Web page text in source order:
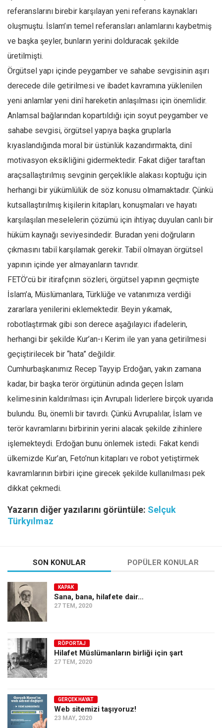
referanslarını birebir karşılayan yeni referans kaynakları
oluşmuştu. İslam’ın temel referansları anlamlarını kaybetmiş
ve başka şeyler, bunların yerini dolduracak şekilde
üretilmişti.
Örgütsel yapı içinde peygamber ve sahabe sevgisinin aşırı
derecede dile getirilmesi ve ibadet kavramına yüklenilen
yeni anlamlar yeni dinî hareketin anlaşılması için önemlidir.
Anlamsal bağlarından kopartıldığı için soyut peygamber ve
sahabe sevgisi, örgütsel yapıya başka gruplarla
kıyaslandığında moral bir üstünlük kazandırmakta, dinî
motivasyon eksikliğini gidermektedir. Fakat diğer taraftan
araçsallaştırılmış sevginin gerçeklikle alakası koptuğu için
herhangi bir yükümlülük de söz konusu olmamaktadır. Çünkü
kutsallaştırılmış kişilerin kitapları, konuşmaları ve hayatı
karşılaşılan meselelerin çözümü için ihtiyaç duyulan canlı bir
hüküm kaynağı seviyesindedir. Buradan yeni doğruların
çıkmasını tabiî karşılamak gerekir. Tabiî olmayan örgütsel
yapının içinde yer almayanların tavrıdır.
FETÖ’cü bir itirafçının sözleri, örgütsel yapının geçmişte
İslam’a, Müslümanlara, Türklüğe ve vatanımıza verdiği
zararlara yenilerini eklemektedir. Beyin yıkamak,
robotlaştırmak gibi son derece aşağılayıcı ifadelerin,
herhangi bir şekilde Kur’an-ı Kerim ile yan yana getirilmesi
geçiştirilecek bir “hata” değildir.
Cumhurbaşkanımız Recep Tayyip Erdoğan, yakın zamana
kadar, bir başka terör örgütünün adında geçen İslam
kelimesinin kaldırılması için Avrupalı liderlere birçok uyarıda
bulundu. Bu, önemli bir tavırdı. Çünkü Avrupalılar, İslam ve
terör kavramlarını birbirinin yerini alacak şekilde zihinlere
işlemekteydi. Erdoğan bunu önlemek istedi. Fakat kendi
ülkemizde Kur’an, Feto’nun kitapları ve robot yetiştirmek
kavramlarının birbiri içine girecek şekilde kullanılması pek
dikkat çekmedi.
Yazarın diğer yazılarını görüntüle: Selçuk
Türkyılmaz
SON KONULAR POPÜLER KONULAR
KAPAK
Sana, bana, hilafete dair…
27 TEM, 2020
RÖPORTAJ
Hilafet Müslümanların birliği için şart
27 TEM, 2020
GERÇEK HAYAT
Web sitemizi taşıyoruz!
23 MAY, 2020